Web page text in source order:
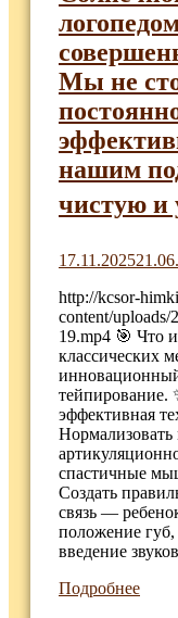
Мы не
нашим
чистую и
17.11.2025
http://kcsor-
content/uploads/
19.mp4 🎯 Что
классических
тейпирование.
эффективная
спастичные
Создать
связь —
положение губ,
введение
Подробнее